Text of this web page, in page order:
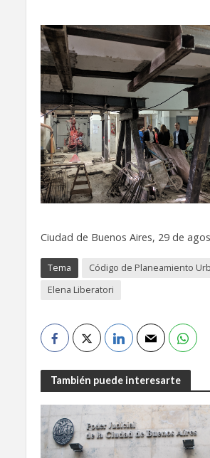
Ciudad de Buenos Aires, 29 de
Tema
Código de Planeamiento
Elena Liberatori
También puede interesarte